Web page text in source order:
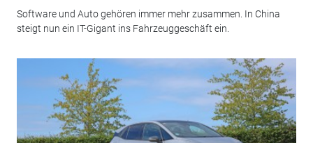
Software und Auto gehören immer mehr zusammen. In China
steigt nun ein IT-Gigant ins Fahrzeuggeschäft ein.